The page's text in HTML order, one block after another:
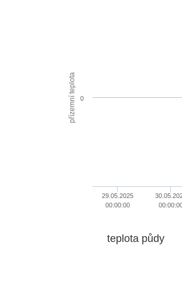
přízemní teplota
29.05.2025
00:00:00
0
teplota půdy